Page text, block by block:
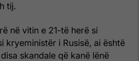
tij.
në vitin e 21-të herë si
kryeministër i Rusisë, ai është
skandale që kanë lënë